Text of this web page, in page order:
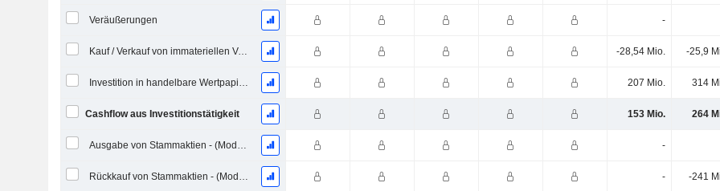
Veräußerungen -
Kauf / Verkauf von immateriellen Vermögenswerten - (Modellspezifisch) -28,54 Mio. -25,9
Investition in handelbare Wertpapiere und Eigenkapitalinstrumente, Gesamt - (Modellspezifisch) 207 Mio. 314
Cashflow aus Investitionstätigkeit 153 Mio. 264
Ausgabe von Stammaktien - (Modellspezifisch) -
Rückkauf von Stammaktien - (Modellspezifisch) - -241